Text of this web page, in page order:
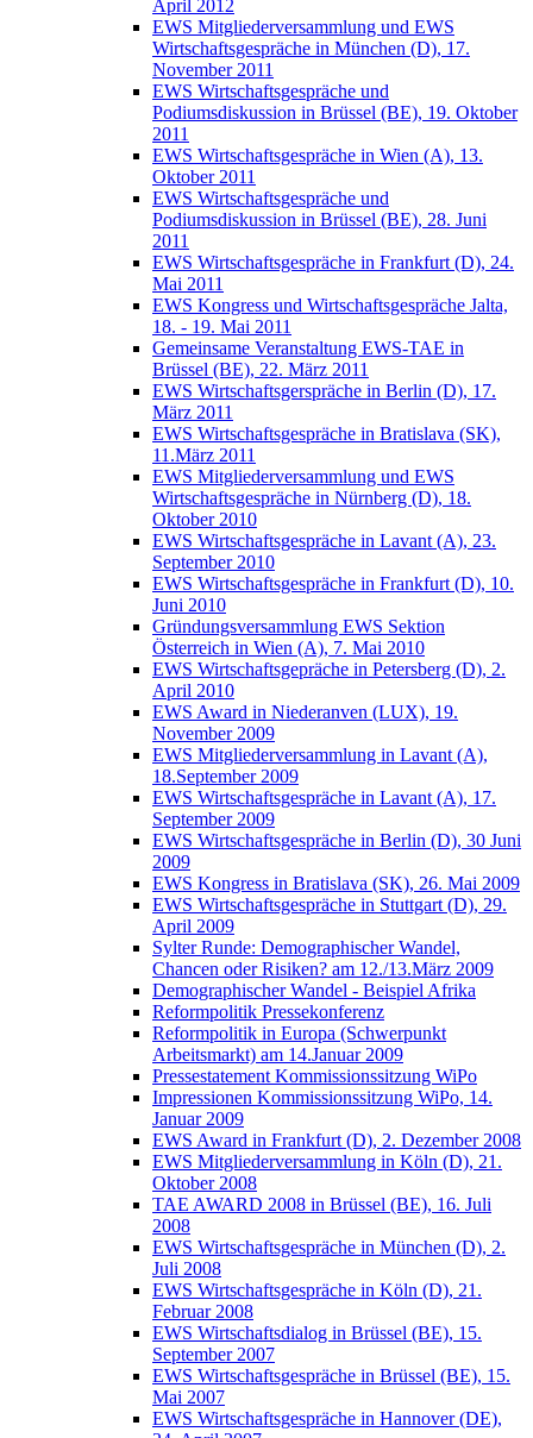
April 2012
EWS Mitgliederversammlung und EWS
Wirtschaftsgespräche in München (D), 17.
November 2011
EWS Wirtschaftsgespräche und
Podiumsdiskussion in Brüssel (BE), 19. Oktober
2011
EWS Wirtschaftsgespräche in Wien (A), 13.
Oktober 2011
EWS Wirtschaftsgespräche und
Podiumsdiskussion in Brüssel (BE), 28. Juni
2011
EWS Wirtschaftsgespräche in Frankfurt (D), 24.
Mai 2011
EWS Kongress und Wirtschaftsgespräche Jalta,
18. - 19. Mai 2011
Gemeinsame Veranstaltung EWS-TAE in
Brüssel (BE), 22. März 2011
EWS Wirtschaftsgerspräche in Berlin (D), 17.
März 2011
EWS Wirtschaftsgespräche in Bratislava (SK),
11.März 2011
EWS Mitgliederversammlung und EWS
Wirtschaftsgespräche in Nürnberg (D), 18.
Oktober 2010
EWS Wirtschaftsgespräche in Lavant (A), 23.
September 2010
EWS Wirtschaftsgespräche in Frankfurt (D), 10.
Juni 2010
Gründungsversammlung EWS Sektion
Österreich in Wien (A), 7. Mai 2010
EWS Wirtschaftsgepräche in Petersberg (D), 2.
April 2010
EWS Award in Niederanven (LUX), 19.
November 2009
EWS Mitgliederversammlung in Lavant (A),
18.September 2009
EWS Wirtschaftsgespräche in Lavant (A), 17.
September 2009
EWS Wirtschaftsgespräche in Berlin (D), 30 Juni
2009
EWS Kongress in Bratislava (SK), 26. Mai 2009
EWS Wirtschaftsgespräche in Stuttgart (D), 29.
April 2009
Sylter Runde: Demographischer Wandel,
Chancen oder Risiken? am 12./13.März 2009
Demographischer Wandel - Beispiel Afrika
Reformpolitik Pressekonferenz
Reformpolitik in Europa (Schwerpunkt
Arbeitsmarkt) am 14.Januar 2009
Pressestatement Kommissionssitzung WiPo
Impressionen Kommissionssitzung WiPo, 14.
Januar 2009
EWS Award in Frankfurt (D), 2. Dezember 2008
EWS Mitgliederversammlung in Köln (D), 21.
Oktober 2008
TAE AWARD 2008 in Brüssel (BE), 16. Juli
2008
EWS Wirtschaftsgespräche in München (D), 2.
Juli 2008
EWS Wirtschaftsgespräche in Köln (D), 21.
Februar 2008
EWS Wirtschaftsdialog in Brüssel (BE), 15.
September 2007
EWS Wirtschaftsgespräche in Brüssel (BE), 15.
Mai 2007
EWS Wirtschaftsgespräche in Hannover (DE),